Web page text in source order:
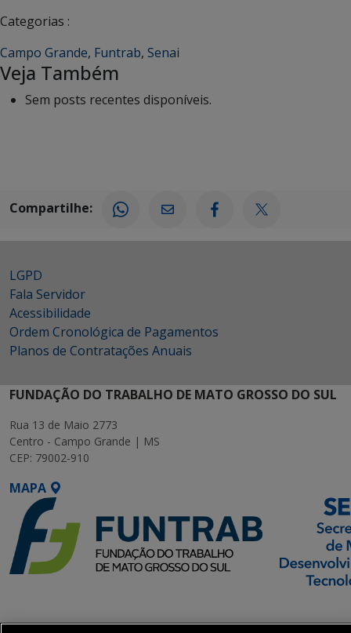
Categorias :
Campo Grande, Funtrab, Senai
Veja Também
Sem posts recentes disponíveis.
Compartilhe:
LGPD
Fala Servidor
Acessibilidade
Ordem Cronológica de Pagamentos
Planos de Contratações Anuais
FUNDAÇÃO DO TRABALHO DE MATO GROSSO DO SUL
Rua 13 de Maio 2773
Centro - Campo Grande | MS
CEP: 79002-910
MAPA
Executiva de